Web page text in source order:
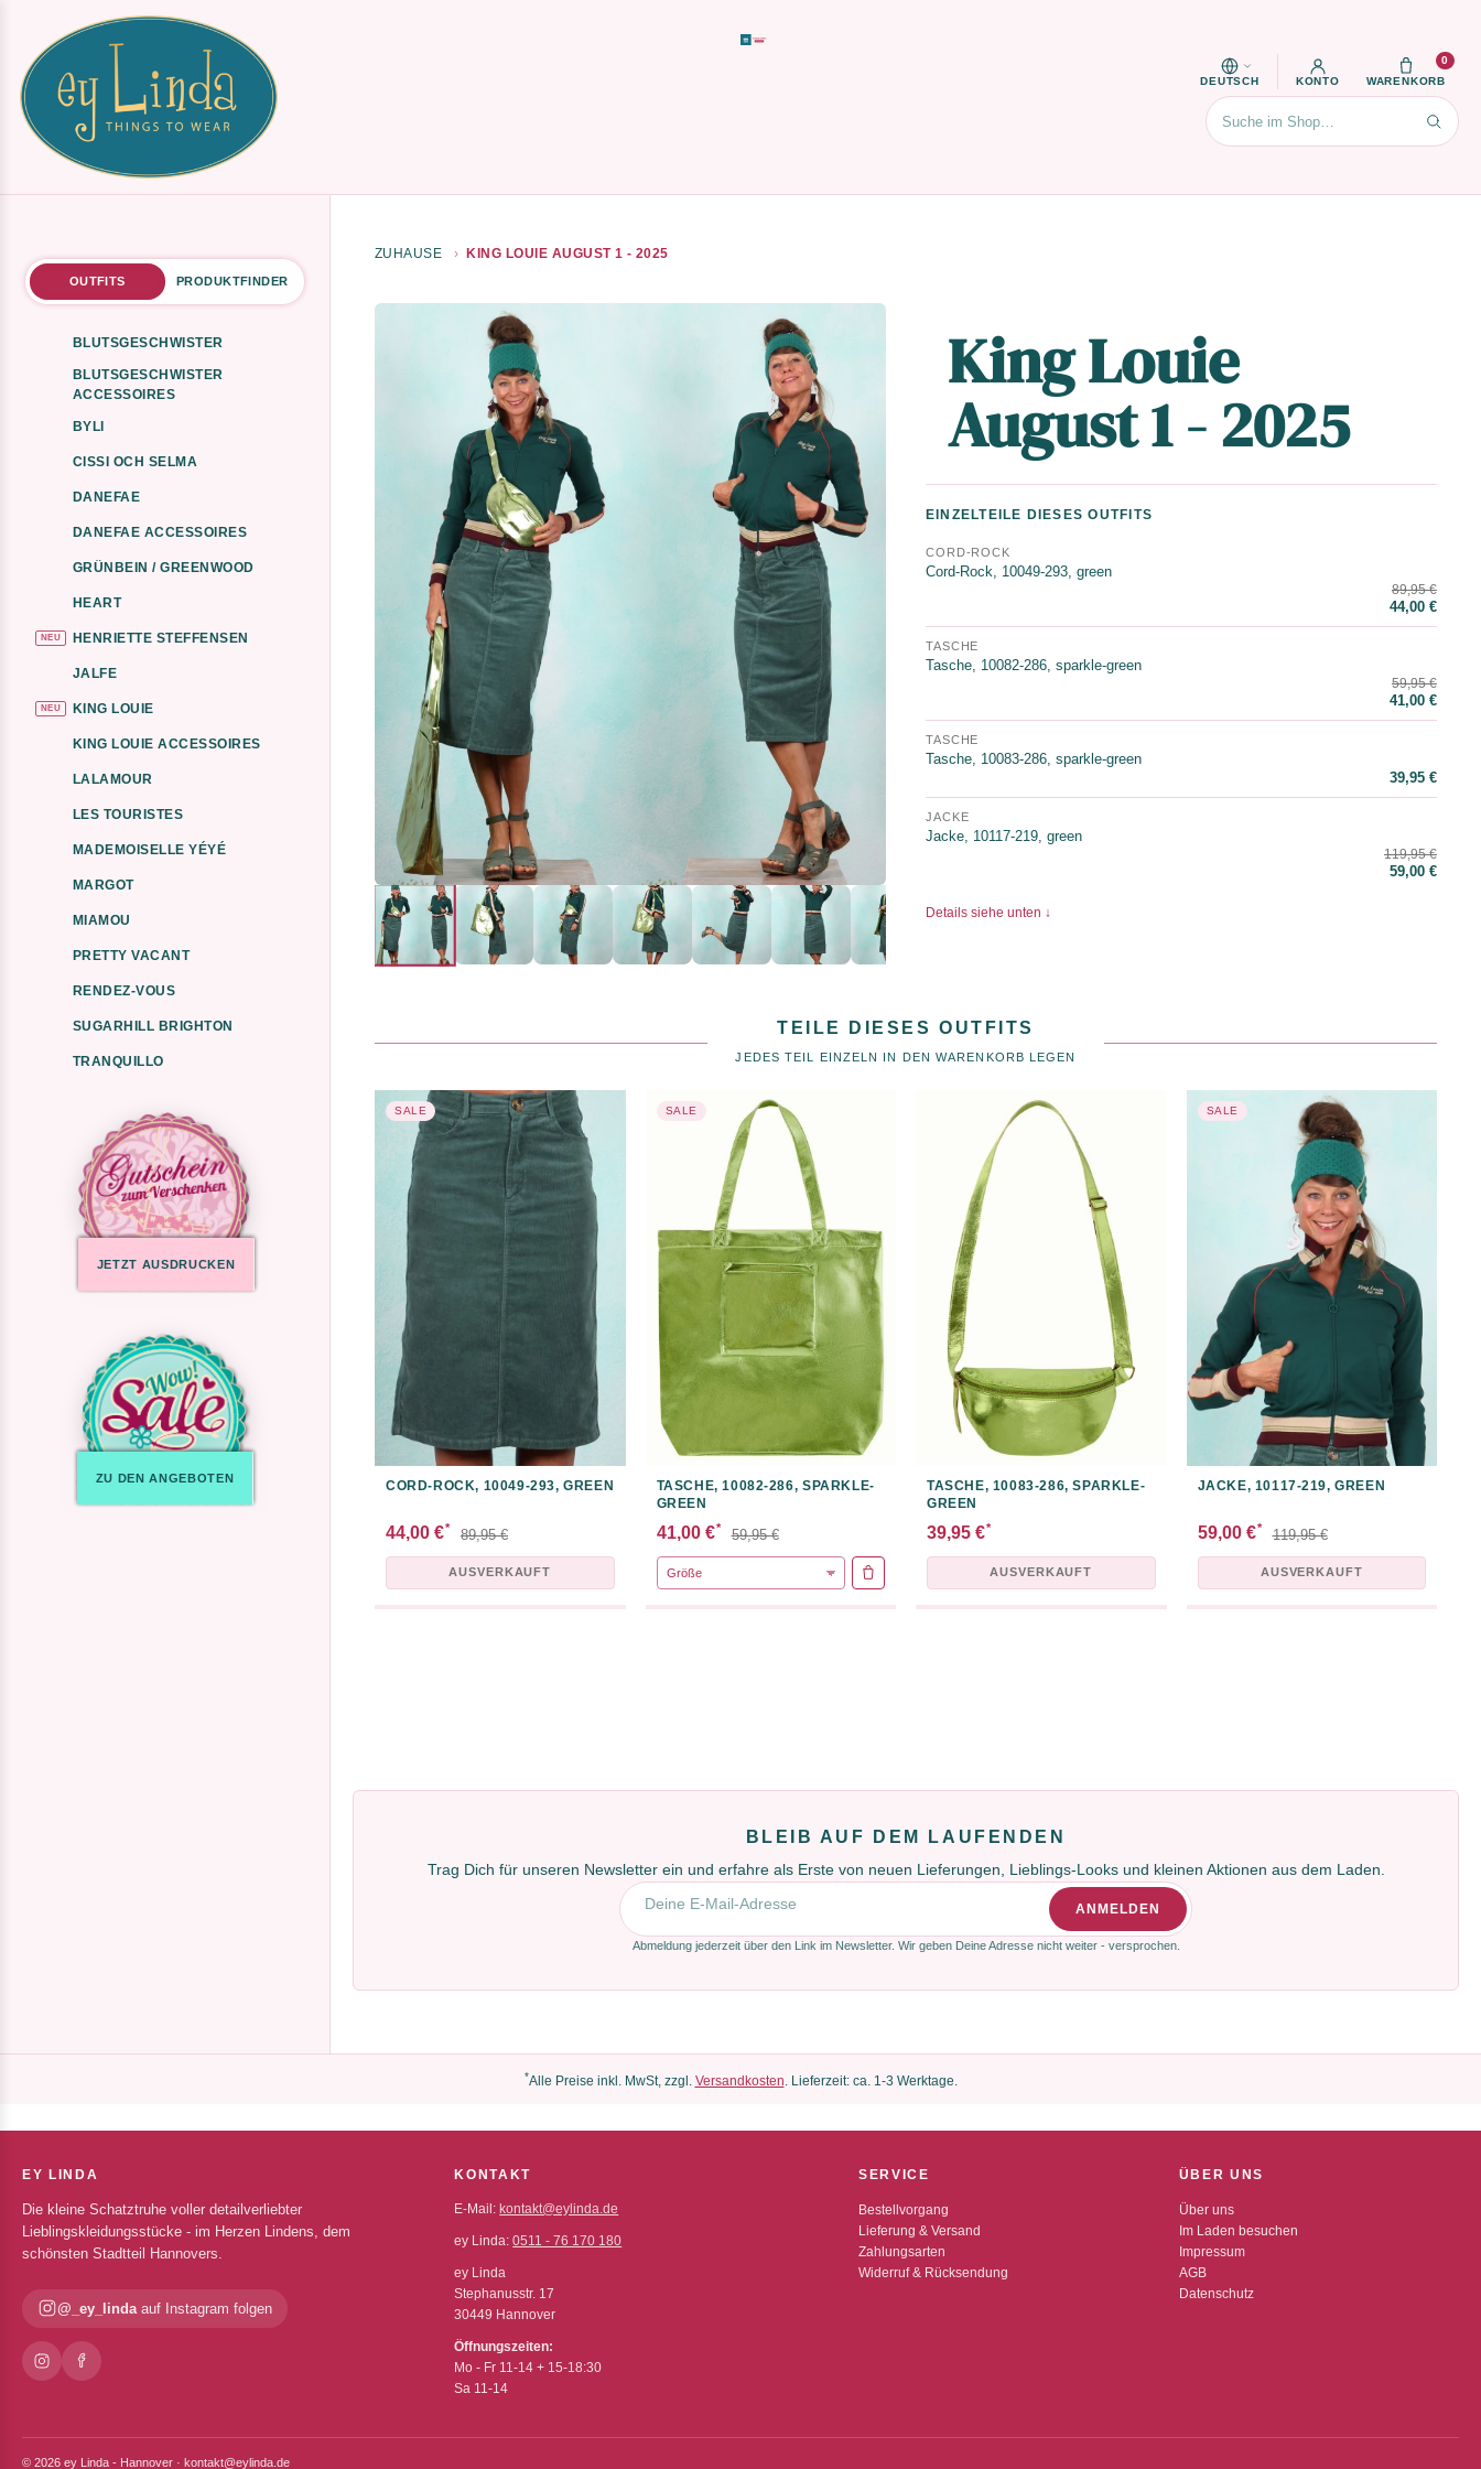
DEUTSCH KONTO WARENKORB
0
Suchen
OUTFITS PRODUKTFINDER
BLUTSGESCHWISTER
BLUTSGESCHWISTER
ACCESSOIRES
BYLI
CISSI OCH SELMA
DANEFAE
DANEFAE ACCESSOIRES
GRÜNBEIN / GREENWOOD
HEART
NEU HENRIETTE STEFFENSEN
JALFE
NEU KING LOUIE
KING LOUIE ACCESSOIRES
LALAMOUR
LES TOURISTES
MADEMOISELLE YÉYÉ
MARGOT
MIAMOU
PRETTY VACANT
RENDEZ-VOUS
SUGARHILL BRIGHTON
TRANQUILLO
JETZT AUSDRUCKEN
ZU DEN ANGEBOTEN
ZUHAUSE KING LOUIE AUGUST 1 - 2025
King Louie
August 1 - 2025
EINZELTEILE DIESES OUTFITS
CORD-ROCK
Cord-Rock, 10049-293, green
44,00 €
89,95 €
TASCHE
Tasche, 10082-286, sparkle-green
41,00 €
59,95 €
TASCHE
Tasche, 10083-286, sparkle-green
39,95 €
JACKE
Jacke, 10117-219, green
59,00 €
119,95 €
Details siehe unten
TEILE DIESES OUTFITS
JEDES TEIL EINZELN IN DEN WARENKORB LEGEN
SALE
CORD-ROCK, 10049-293, GREEN
44,00 €* 89,95 €
AUSVERKAUFT
SALE
TASCHE, 10082-286, SPARKLE-
GREEN
41,00 €* 59,95 €
IN DEN WARENKORB
TASCHE, 10083-286, SPARKLE-
GREEN
39,95 €*
AUSVERKAUFT
SALE
JACKE, 10117-219, GREEN
59,00 €* 119,95 €
AUSVERKAUFT
BLEIB AUF DEM LAUFENDEN
Trag Dich für unseren Newsletter ein und erfahre als Erste von neuen Lieferungen, Lieblings-Looks und kleinen Aktionen aus dem Laden.
E-Mail-Adresse
ANMELDEN
Abmeldung jederzeit über den Link im Newsletter. Wir geben Deine Adresse nicht weiter - versprochen.
*Alle Preise inkl. MwSt, zzgl. Versandkosten . Lieferzeit: ca. 1-3 Werktage.
EY LINDA
Die kleine Schatztruhe voller detailverliebter
Lieblingskleidungsstücke - im Herzen Lindens, dem
schönsten Stadtteil Hannovers.
@_ey_linda auf Instagram folgen
KONTAKT
E-Mail:kontakt@eylinda.de
ey Linda:0511 - 76 170 180
ey Linda
Stephanusstr. 17
30449 Hannover
Öffnungszeiten:
Mo - Fr 11-14 + 15-18:30
Sa 11-14
SERVICE
Bestellvorgang
Lieferung & Versand
Zahlungsarten
Widerruf & Rücksendung
ÜBER UNS
Über uns
Im Laden besuchen
Impressum
AGB
Datenschutz
© 2026 ey Linda - Hannover · kontakt@eylinda.de